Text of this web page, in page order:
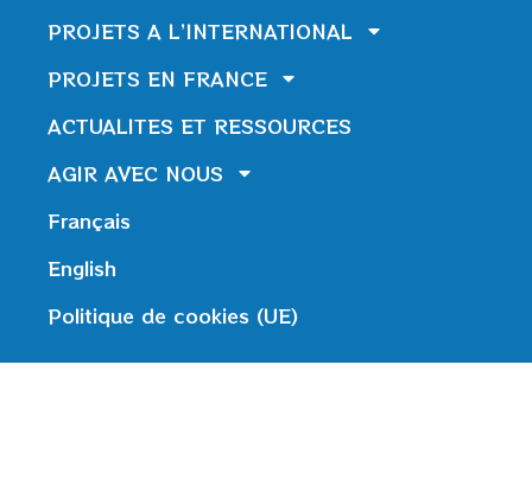
PROJETS A L’INTERNATIONAL
PROJETS EN FRANCE
ACTUALITES ET RESSOURCES
AGIR AVEC NOUS
Français
English
Politique de cookies (UE)